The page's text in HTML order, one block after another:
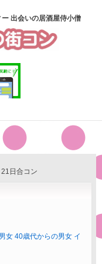
出会いの居酒屋侍小僧
日合コン
女 40歳代からの男女 イ